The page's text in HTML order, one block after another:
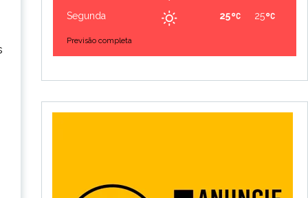
Segunda 25
25
Previsão completa